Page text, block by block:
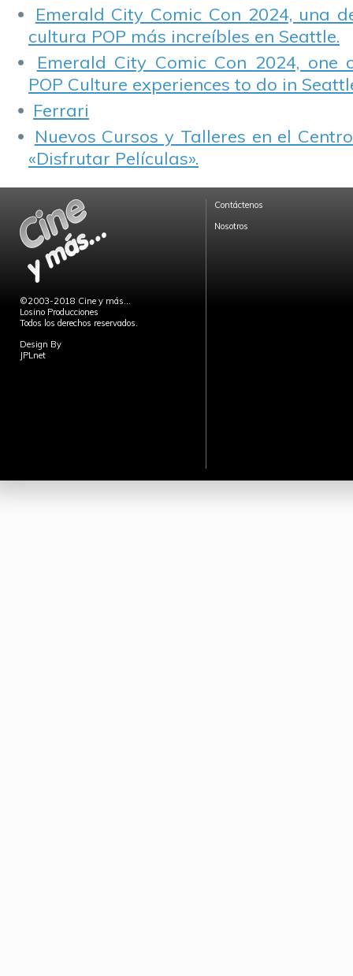
Emerald City Comic Con 2024, una
cultura POP más increíbles en Seattle.
Emerald City Comic Con 2024,
POP Culture experiences to do in
Ferrari
Nuevos Cursos y Talleres en el
«Disfrutar Películas».
©2003-2018 Cine y más...
Losino Producciones
Todos los derechos reservados.
Design By
JPLnet
Contáctenos
Nosotros